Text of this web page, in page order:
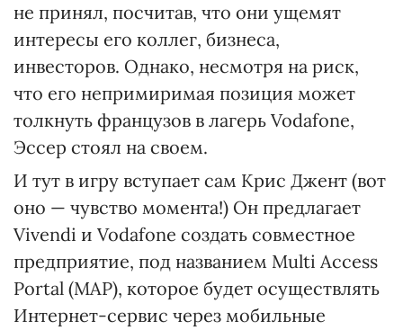
не принял, посчитав, что они ущемят
интересы его коллег, бизнеса,
инвесторов. Однако, несмотря на риск,
что его непримиримая позиция может
толкнуть французов в лагерь Vodafone,
Эссер стоял на своем.
И тут в игру вступает сам Крис Джент (вот
оно — чувство момента!) Он предлагает
Vivendi и Vodafone создать совместное
предприятие, под названием Multi Access
Portal (MAP), которое будет осуществлять
Интернет-сервис через мобильные